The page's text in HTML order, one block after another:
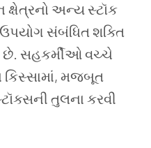
ક્ષેત્રનો અન્ય સ્ટૉક
સંબંધિત શક્તિ
છે. સહકર્મીઓ વચ્ચે
કિસ્સામાં, મજબૂત
તુલના કરવી